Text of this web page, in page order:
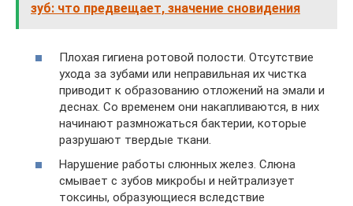
зуб: что предвещает, значение сновидения
Плохая гигиена ротовой полости. Отсутствие
ухода за зубами или неправильная их чистка
приводит к образованию отложений на эмали и
деснах. Со временем они накапливаются, в них
начинают размножаться бактерии, которые
разрушают твердые ткани.
Нарушение работы слюнных желез. Слюна
смывает с зубов микробы и нейтрализует
токсины, образующиеся вследствие